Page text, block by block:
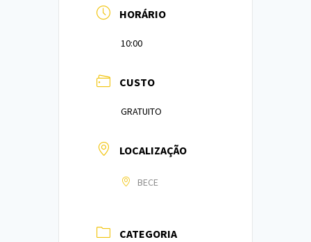
HORÁRIO
10:00
CUSTO
GRATUITO
LOCALIZAÇÃO
BECE
CATEGORIA